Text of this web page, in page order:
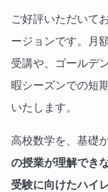
ご好評いただいて
ージョンです。月
受講や、ゴールデ
暇シーズンでの短
いたします。
高校数学を、基礎
の授業が理解でき
受験に向けたハイ